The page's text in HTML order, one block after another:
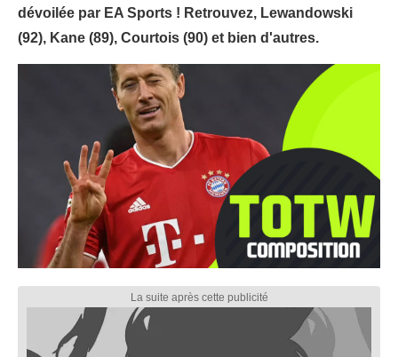
dévoilée par EA Sports ! Retrouvez, Lewandowski
(92), Kane (89), Courtois (90) et bien d'autres.